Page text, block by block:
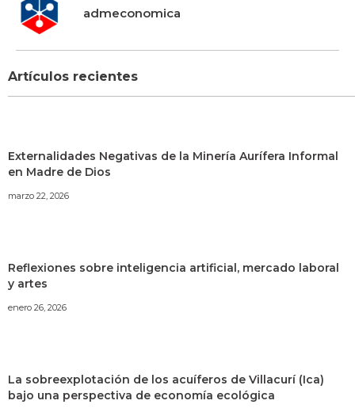
admeconomica
Artículos recientes
Externalidades Negativas de la Minería Aurífera Informal
en Madre de Dios
marzo 22, 2026
Reflexiones sobre inteligencia artificial, mercado laboral
y artes
enero 26, 2026
La sobreexplotación de los acuíferos de Villacurí (Ica)
bajo una perspectiva de economía ecológica